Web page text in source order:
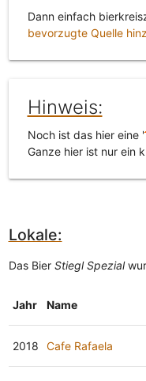
Dann einfach
bevorzugte Quelle
Hinweis:
Noch ist das hier eine '
Ganze hier ist nur ein
Lokale:
Das Bier Stiegl Spezial
Jahr Name
2018 Cafe Rafaela